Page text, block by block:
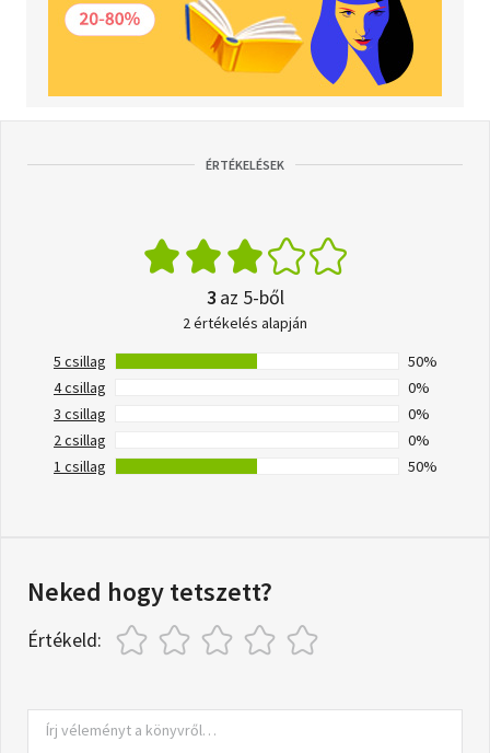
ÉRTÉKELÉSEK
3 az 5-ből
2 értékelés alapján
5 csillag
50%
4 csillag
0%
3 csillag
0%
2 csillag
0%
1 csillag
50%
Neked hogy tetszett?
Értékeld: